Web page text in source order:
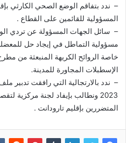
– ندد بتفاقم الوضع الصحي الكارثي
المسؤولية للقائمين على القطاع .
– سائل الجهات المسؤولة عن تردي
مسؤولية التماطل في إيجاد حل
خاصة الروائح الكريهة المنبعثة من
الإسطبلات المجاورة للمدينة.
2023 ونطالب بإيفاد لجنة مركزية
المتضررين بإقليم تارودانت .